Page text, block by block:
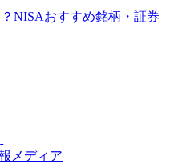
NISAおすすめ銘柄・証券
メディア